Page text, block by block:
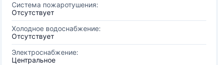
Система пожаротушения:
Отсутствует
Холодное водоснабжение:
Отсутствует
Электроснабжение:
Центральное